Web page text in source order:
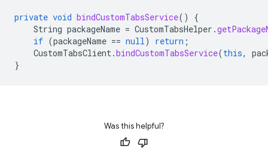
private void bindCustomTabsService()
{
String packageName = CustomTabsHelper .
if (packageName == null) return ;
CustomTabsClient.bindCustomTabsService(this,
}
Was this helpful?